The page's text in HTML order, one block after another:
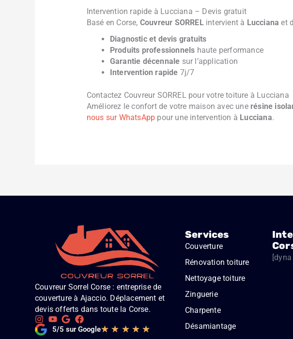
Intervention rapide à Lucciana – Devis gratuit
Basé en Corse, Couvreur SORRELintervient à Lucciana et
Diagnostic et devis gratuits
Produits professionnels haute performance
Garantie décennale sur l’application
Intervention rapide 7j/7
Contactez Couvreur SORREL pour votre toiture à Lucciana
Améliorez le confort de votre maison avec une résine
nous sur WhatsApp pour une intervention à Lucciana.
Couvreur Sorrel Corse : entreprise de
couverture à Ajaccio. Déplacement et
devis offerts dans toute la Corse.
5/5 sur Google★ ★ ★ ★ ★
Services
Couverture
Rénovation toiture
Nettoyage toiture
Zinguerie
Charpente
Désamiantage